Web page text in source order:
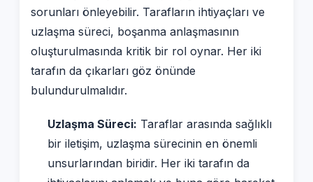
sorunları önleyebilir. Tarafların ihtiyaçları ve
uzlaşma süreci, boşanma anlaşmasının
oluşturulmasında kritik bir rol oynar. Her iki
tarafın da çıkarları göz önünde
bulundurulmalıdır.
Uzlaşma Süreci: Taraflar arasında sağlıklı
bir iletişim, uzlaşma sürecinin en önemli
unsurlarından biridir. Her iki tarafın da